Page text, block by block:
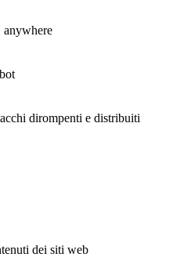
anywhere
dirompenti e distribuiti
dei siti web